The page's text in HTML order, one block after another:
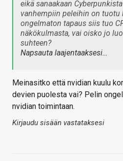
eikä sanaakaan
vanhempiin peleihin on tuotu
ongelmaton tapaus siis tuo
näkökulmasta, vai oisko jo
suhteen?
Napsauta laajentaaksesi…
Meinasitko että nvidian kuulu
devien puolesta vai? Pelin
nvidian toimintaan.
Kirjaudu sisään vastataksesi